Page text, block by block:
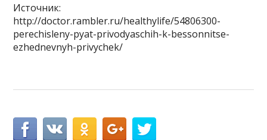
Источник:
http://doctor.rambler.ru/healthylife/54806300-
perechisleny-pyat-privodyaschih-k-bessonnitse-
ezhednevnyh-privychek/